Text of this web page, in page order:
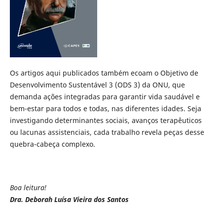
Os artigos aqui publicados também ecoam o Objetivo de
Desenvolvimento Sustentável 3 (ODS 3) da ONU, que
demanda ações integradas para garantir vida saudável e
bem-estar para todos e todas, nas diferentes idades. Seja
investigando determinantes sociais, avanços terapêuticos
ou lacunas assistenciais, cada trabalho revela peças desse
quebra-cabeça complexo.
Boa leitura!
Dra. Deborah Luísa Vieira dos Santos